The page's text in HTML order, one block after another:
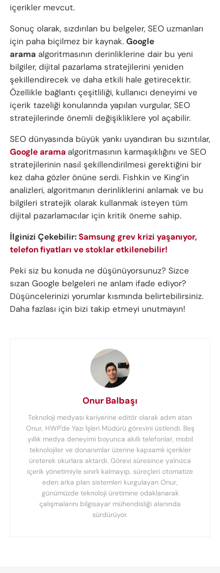
içerikler mevcut.
Sonuç olarak, sızdırılan bu belgeler, SEO uzmanları
için paha biçilmez bir kaynak. Google
arama algoritmasının derinliklerine dair bu yeni
bilgiler, dijital pazarlama stratejilerini yeniden
şekillendirecek ve daha etkili hale getirecektir.
Özellikle bağlantı çeşitliliği, kullanıcı deneyimi ve
içerik tazeliği konularında yapılan vurgular, SEO
stratejilerinde önemli değişikliklere yol açabilir.
SEO dünyasında büyük yankı uyandıran bu sızıntılar,
Google arama algoritmasının karmaşıklığını ve SEO
stratejilerinin nasıl şekillendirilmesi gerektiğini bir
kez daha gözler önüne serdi. Fishkin ve King’in
analizleri, algoritmanın derinliklerini anlamak ve bu
bilgileri stratejik olarak kullanmak isteyen tüm
dijital pazarlamacılar için kritik öneme sahip.
İlginizi Çekebilir:Samsung grev krizi yaşanıyor,
telefon fiyatları ve stoklar etkilenebilir!
Peki siz bu konuda ne düşünüyorsunuz? Sizce
sızan Google belgeleri ne anlam ifade ediyor?
Düşüncelerinizi yorumlar kısmında belirtebilirsiniz.
Daha fazlası için bizi takip etmeyi unutmayın!
Onur Balbaşı
Teknoloji medyası kariyerine editör olarak adım atan
Onur, HWP'de Yazı İşleri Müdürü görevini üstlendi. Beş
yıllık medya deneyimi boyunca akıllı telefonlar, mobil
teknolojiler ve donanımlar üzerine kapsamlı içerikler
üreterek okurlara aktardı. Görevi süresince yalnızca
içerik yönetimiyle sınırlı kalmayıp, süreçleri otomatize
eden arka plan sistemleri kurgulayan Onur,
günümüzde teknoloji üretimine odaklanarak
çalışmalarını bilgisayar mühendisliği alanında
sürdürüyor.